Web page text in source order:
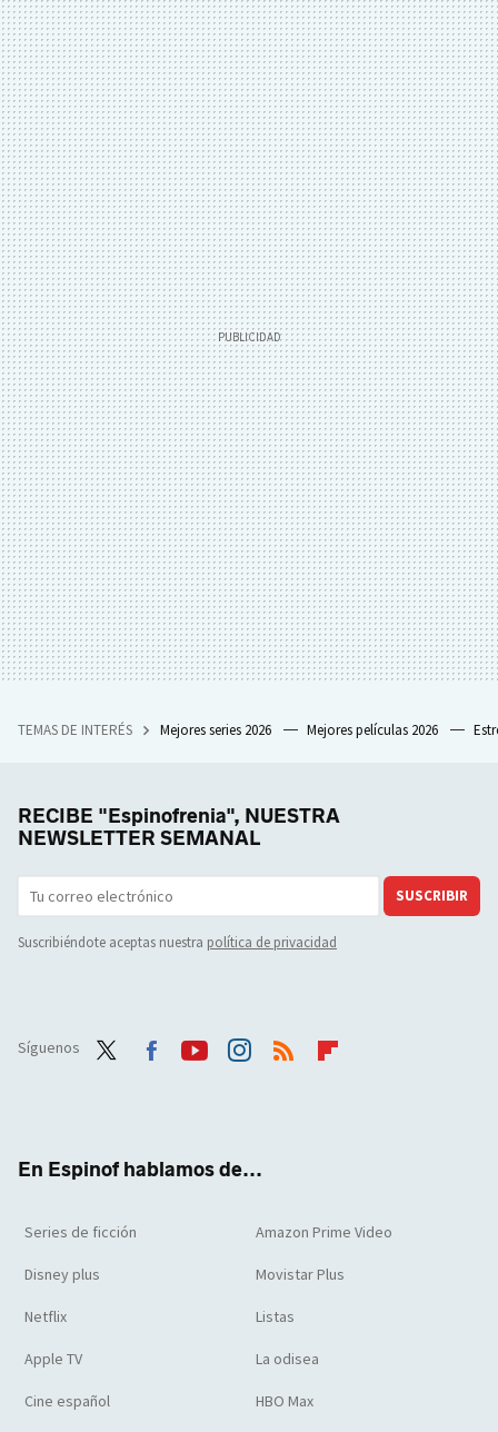
TEMAS DE INTERÉS Mejores series 2026 Mejores películas 2026
RECIBE "Espinofrenia", NUESTRA
NEWSLETTER SEMANAL
SUSCRIBIR
Suscribiéndote aceptas nuestra política de privacidad
Síguenos
En Espinof hablamos de...
Series de ficción Amazon Prime Video
Disney plus Movistar Plus
Netflix Listas
Apple TV La odisea
Cine español HBO Max